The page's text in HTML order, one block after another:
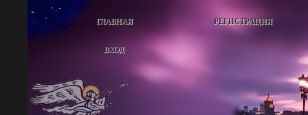
ГЛАВНАЯ РЕГИСТРАЦИЯ
ВХОД